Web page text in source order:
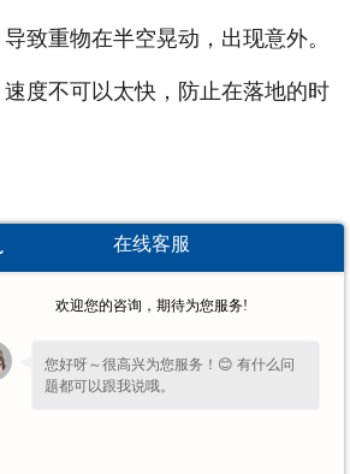
致重物在半空晃动，出现意外。
度不可以太快，防止在落地的时
候，尽可能地防止起落臂杆，需
臂杆的话，那起重的重量不能大
重机
在线客服
欢迎您的咨询，期待为您服务!
您好呀～很高兴为您服务！😊 有什么问
题都可以跟我说哦。